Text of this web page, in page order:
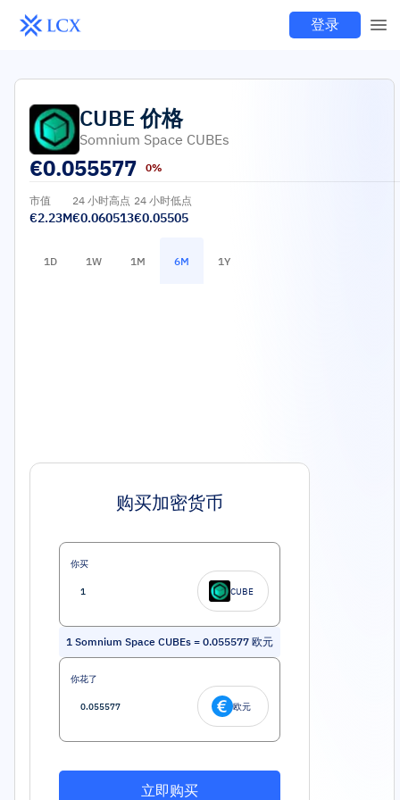
登录
CUBE 价格
Somnium Space CUBEs
€0.055577 0%
市值
€2.23M
24 小时高点
€0.060513
24 小时低点
€0.05505
1D 1W 1M 6M 1Y
购买加密货币
你买
CUBE
1 Somnium Space CUBEs = 0.055577 欧元
你花了
欧元
立即购买